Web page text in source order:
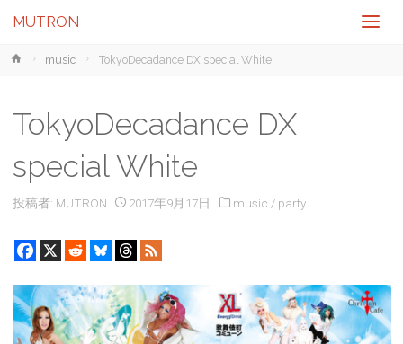
MUTRON
ホ
music TokyoDecadance DX special White
TokyoDecadance DX
special White
投稿者: MUTRON 2017年9月17日 music / party